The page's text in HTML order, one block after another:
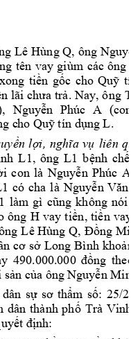
Lê Hùng Q, ông Nguyễ
tên vay giùm các ông
xong tiền gốc cho Quỹ tín
lãi chưa trả. Nay, ông T4
Nguyễn Phúc A (con
cho Quỹ tín dụng L.
n l   liên
L1, ông L1 bệnh chế
i con là Nguyễn Phúc A,
có cha là Nguyễn Văn
làm gì cũng không nói
ông H vay tiền, tiền vay
Lê Hùng Q, Đồng
cơ sở Long Bình khoản
490.000.000 đồng theo
ản của ông Nguyễn
dân sự sơ thẩm số: 25/
dân thành phố Trà Vinh
định: